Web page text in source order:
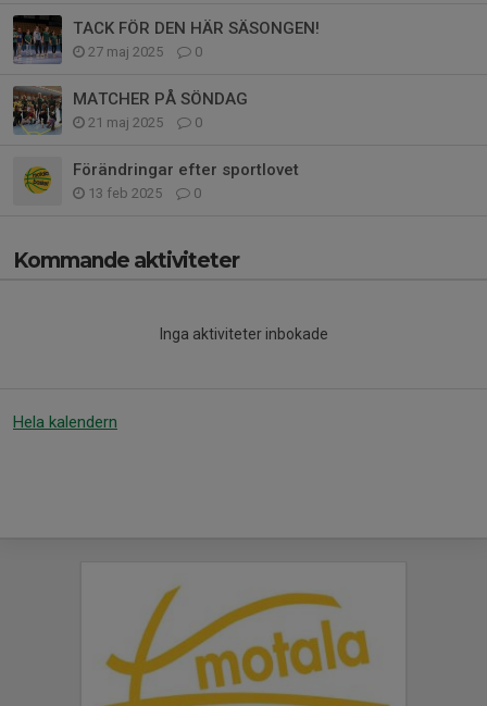
TACK FÖR DEN HÄR SÄSONGEN!
27 maj 2025 0
MATCHER PÅ SÖNDAG
21 maj 2025 0
Förändringar efter sportlovet
13 feb 2025 0
Kommande aktiviteter
Inga aktiviteter inbokade
Hela kalendern